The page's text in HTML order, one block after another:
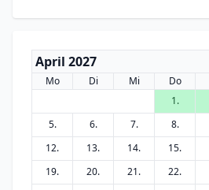
April 2027
Mo Di Mi Do
1.
5.
6. 7. 8.
12.
13. 14. 15.
19.
20. 21. 22.